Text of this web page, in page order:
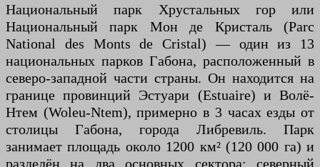
Национальный парк Хрустальных гор или
Национальный парк Мон де Кристаль (Parc
National des Monts de Cristal) — один из 13
национальных парков Габона, расположенный в
северо-западной части страны. Он находится на
границе провинций Эстуари (Estuaire) и Волё-
Нтем (Woleu-Ntem), примерно в 3 часах езды от
столицы Габона, города Либревиль. Парк
занимает площадь около 1200 км² (120 000 га) и
разделён на два основных сектора: северный